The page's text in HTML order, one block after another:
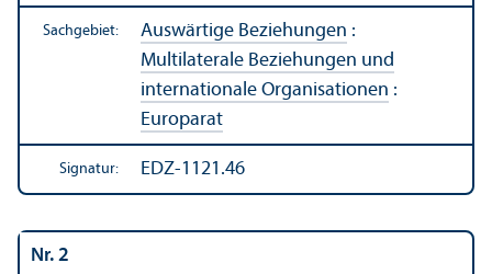
Sachgebiet: Auswärtige Beziehungen :
Multilaterale Beziehungen und
internationale Organisationen :
Europarat
Signatur: EDZ-1121.46
Nr. 2